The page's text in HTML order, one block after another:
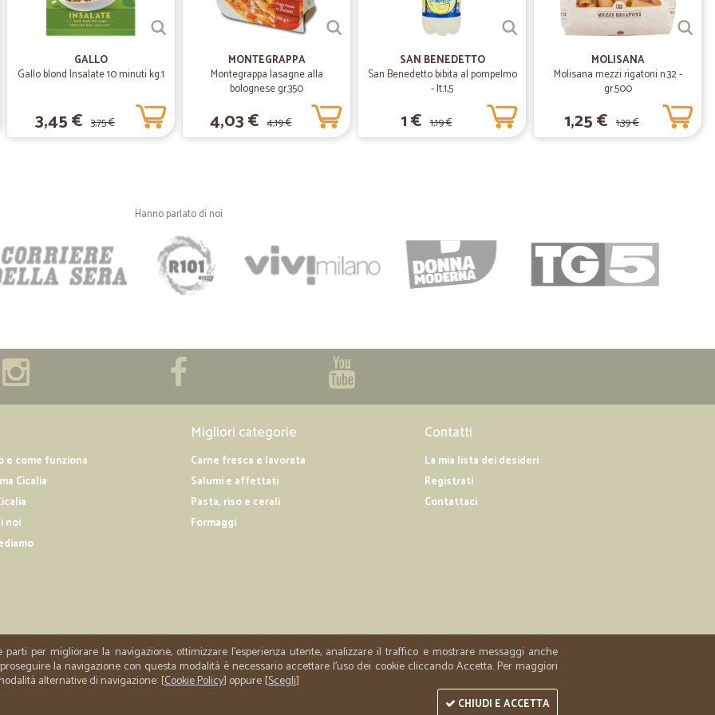
Nonostante un piccolo inconveniente si sono subito messi a disposizione per risolverlo. In
poche ore tutto risolto. Ottima comunicazione e veloci con la spedizione. Tutto perfetto
12/12/2019
—
Consegna velocissima e perfetta
Consegna velocissima e perfetta
CICALIA for ever
consigliato
Sito completo nelle descrizioni, facile da usare e sopratutto spedizioni veloci meritano 5
GALLO
Gallo blond Insalate 10 minuti kg.1
3,45 € 3,75 €
MONTEGRAPPA
Montegrappa lasagne alla
bolognese gr.350
4,03 € 4,19 €
SAN BENEDETTO
San Benedetto bibita al pompelmo
- lt.1,5
1 € 1,19 €
MOLISANA
Molisana mezzi rigatoni n.32 -
gr.500
1,25 € 1,39 €
Hanno parlato di noi
e come funziona
Cicalia
noi
Migliori categorie
Carne fresca e lavorata
Salumi e affettati
Pasta, riso e cerali
Formaggi
Contatti
La mia lista dei desideri
Registrati
Contattaci
per migliorare la navigazione, ottimizzare l'esperienza utente, analizzare il traffico e mostrare messaggi anche
la navigazione con questa modalità è necessario accettare l'uso dei cookie cliccando Accetta. Per maggiori
alternative di navigazione: [Cookie Policy] oppure [Scegli]
CHIUDI E ACCETTA